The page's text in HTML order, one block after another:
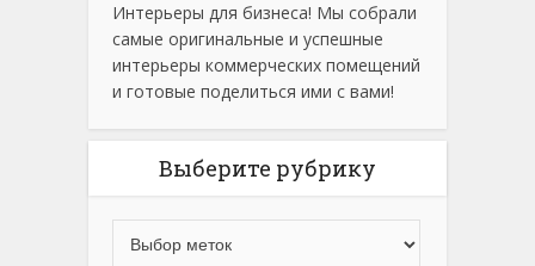
Интерьеры для бизнеса! Мы собрали
самые оригинальные и успешные
интерьеры коммерческих помещений
и готовые поделиться ими с вами!
Выберите рубрику